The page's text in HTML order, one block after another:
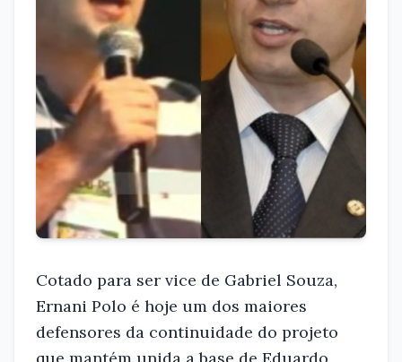
Cotado para ser vice de Gabriel Souza,
Ernani Polo é hoje um dos maiores
defensores da continuidade do projeto